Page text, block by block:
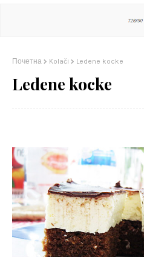
Почетна Kolači Ledene kocke
Ledene kocke